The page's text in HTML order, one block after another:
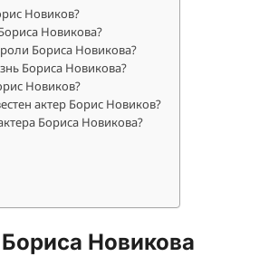
Новиков?
Новикова?
Бориса Новикова?
Бориса Новикова?
Новиков?
актер Борис Новиков?
Бориса Новикова?
Новикова